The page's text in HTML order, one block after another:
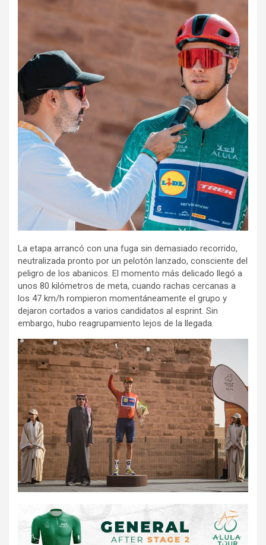
La etapa arrancó con una fuga sin demasiado recorrido,
neutralizada pronto por un pelotón lanzado, consciente del
peligro de los abanicos. El momento más delicado llegó a
unos 80 kilómetros de meta, cuando rachas cercanas a
los 47 km/h rompieron momentáneamente el grupo y
dejaron cortados a varios candidatos al esprint. Sin
embargo, hubo reagrupamiento lejos de la llegada.